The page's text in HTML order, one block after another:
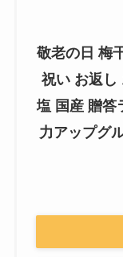
敬老の日 梅
祝い お返し
塩 国産 贈答
力アップグ